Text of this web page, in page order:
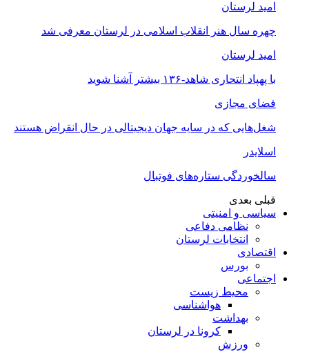
امید لرستان
چهره سال هنر انقلاب اسلامی در لرستان معرفی شد
امید لرستان
با پهپاد انتحاری شاهد-۱۳۶ بیشتر آشنا شوید
فضای مجازی
شغل‌‌هایی که در سایه جهان دیجیتالی در حال انقراض هستند
اسلایدر
سالخوردگی ستاره‌های فوتبال
قبلی بعدی
سیاسی و امنیتی
نظامی دفاعی
انتخابات لرستان
اقتصادی
بورس
اجتماعی
محیط زیست
هواشناسی
بهداشت
کرونا در لرستان
ورزش